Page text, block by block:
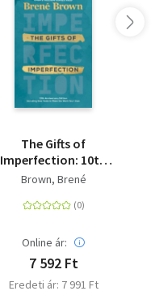
The Gifts of
Imperfection: 10th
Anniversary Edition -
foreword and brand-
Brown, Brené
Online ár:
7 592 Ft
Eredeti ár: 7 991 Ft